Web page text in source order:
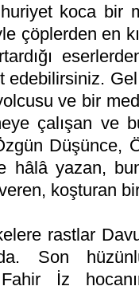
koca bir
çöplerden en
edebilirsiniz.
ve bir
çalışan ve
Düşünce,
hâlâ yazan,
koşturan
rastlar
Son
İz